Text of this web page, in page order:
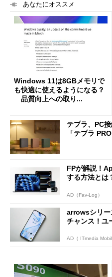
あなたにオススメ
Windows 11は8GBメモリで
も快適に使えるようになる？
品質向上への取り...
テプラ、PC
「テプラ
FPが解説！
する方法とは
AD（Fav-Log）
arrowsシリー
チャンス！ユ
AD（ ITmedia